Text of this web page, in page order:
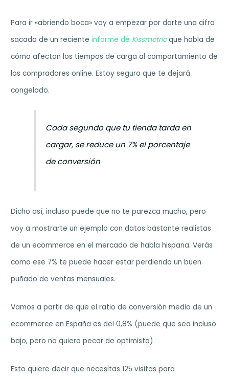
Para ir «abriendo boca» voy a empezar por darte una cifra
sacada de un recienteinforme de Kissmetricque habla de
cómo afectan los tiempos de carga al comportamiento de
los compradores online. Estoy seguro que te dejará
congelado.
Cada segundo que tu tienda tarda en
cargar, se reduce un 7% el porcentaje
de conversión
Dicho así, incluso puede que no te parezca mucho, pero
voy a mostrarte un ejemplo con datos bastante realistas
de un ecommerce en el mercado de habla hispana. Verás
como ese 7% te puede hacer estar perdiendo un buen
puñado de ventas mensuales.
Vamos a partir de que el ratio de conversión medio de un
ecommerce en España es del 0,8% (puede que sea incluso
bajo, pero no quiero pecar de optimista).
Esto quiere decir que necesitas 125 visitas para